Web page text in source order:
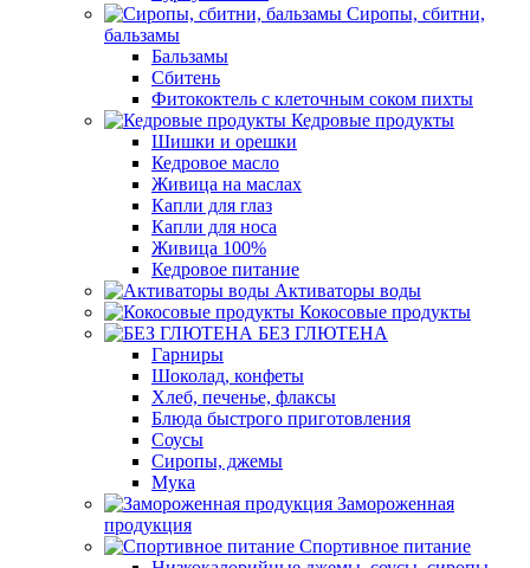
Сиропы, сбитни,
бальзамы
Бальзамы
Сбитень
Фитококтель с клеточным соком пихты
Кедровые продукты
Шишки и орешки
Кедровое масло
Живица на маслах
Капли для глаз
Капли для носа
Живица 100%
Кедровое питание
Активаторы воды
Кокосовые продукты
БЕЗ ГЛЮТЕНА
Гарниры
Шоколад, конфеты
Хлеб, печенье, флаксы
Блюда быстрого приготовления
Соусы
Сиропы, джемы
Мука
Замороженная
продукция
Спортивное питание